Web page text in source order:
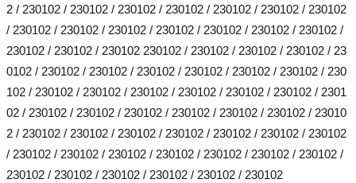
2 / 230102 / 230102 / 230102 / 230102 / 230102 / 230102 / 230102
/ 230102 / 230102 / 230102 / 230102 / 230102 / 230102 / 230102 /
230102 / 230102 / 230102 230102 / 230102 / 230102 / 230102 / 23
0102 / 230102 / 230102 / 230102 / 230102 / 230102 / 230102 / 230
102 / 230102 / 230102 / 230102 / 230102 / 230102 / 230102 / 2301
02 / 230102 / 230102 / 230102 / 230102 / 230102 / 230102 / 23010
2 / 230102 / 230102 / 230102 / 230102 / 230102 / 230102 / 230102
/ 230102 / 230102 / 230102 / 230102 / 230102 / 230102 / 230102 /
230102 / 230102 / 230102 / 230102 / 230102 / 230102